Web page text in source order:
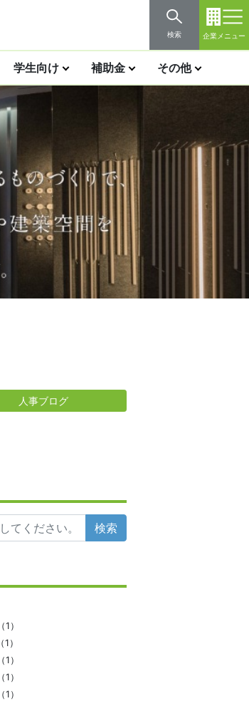
検索 企業メニュー
学生向け 補助金 その他
人事ブログ
検索
（1）
（1）
（1）
（1）
（1）